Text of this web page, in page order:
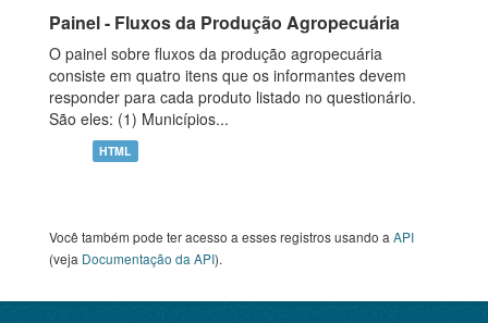
Painel - Fluxos da Produção Agropecuária
O painel sobre fluxos da produção agropecuária
consiste em quatro itens que os informantes devem
responder para cada produto listado no questionário.
São eles: (1) Municípios...
HTML
Você também pode ter acesso a esses registros usando a API
(veja Documentação da API).